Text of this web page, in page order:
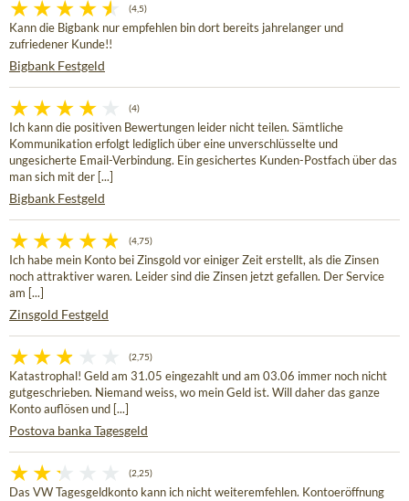
(4,5)
Kann die Bigbank nur empfehlen bin dort bereits jahrelanger und
zufriedener Kunde!!
Bigbank Festgeld
(4)
Ich kann die positiven Bewertungen leider nicht teilen. Sämtliche
Kommunikation erfolgt lediglich über eine unverschlüsselte und
ungesicherte Email-Verbindung. Ein gesichertes Kunden-Postfach über das
man sich mit der [...]
Bigbank Festgeld
(4,75)
Ich habe mein Konto bei Zinsgold vor einiger Zeit erstellt, als die Zinsen
noch attraktiver waren. Leider sind die Zinsen jetzt gefallen. Der Service
am [...]
Zinsgold Festgeld
(2,75)
Katastrophal! Geld am 31.05 eingezahlt und am 03.06 immer noch nicht
gutgeschrieben. Niemand weiss, wo mein Geld ist. Will daher das ganze
Konto auflösen und [...]
Postova banka Tagesgeld
(2,25)
Das VW Tagesgeldkonto kann ich nicht weiteremfehlen. Kontoeröffnung